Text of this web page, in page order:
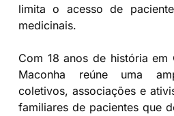
limita o acesso de
medicinais.
Com 18 anos de história em
Maconha reúne uma
coletivos, associações e
familiares de pacientes que